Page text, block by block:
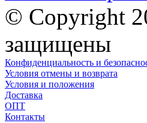
© Copyright
защищены
Конфиденциальность и
Условия отмены и возврата
Условия и положения
Доставка
ОПТ
Контакты